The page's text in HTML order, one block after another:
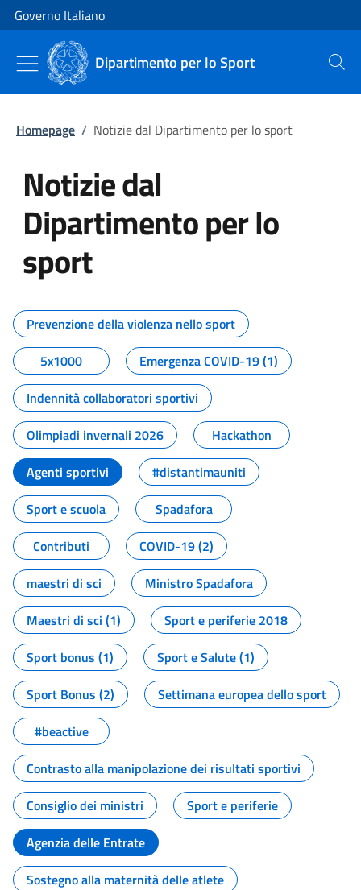
Vai al contenuto
Vai alla navigazione del sito
Governo Italiano
Dipartimento per lo Sport Cerca
Homepage / Notizie dal Dipartimento per lo sport
Notizie dal
Dipartimento per lo
sport
Tutti i contenuti della pagina
Prevenzione della violenza nello sport
5x1000
Emergenza COVID-19 (1)
Indennità collaboratori sportivi
Olimpiadi invernali 2026
Hackathon
Agenti sportivi
#distantimauniti
Sport e scuola
Spadafora
Contributi
COVID-19 (2)
maestri di sci
Ministro Spadafora
Maestri di sci (1)
Sport e periferie 2018
Sport bonus (1)
Sport e Salute (1)
Sport Bonus (2)
Settimana europea dello sport
#beactive
Contrasto alla manipolazione dei risultati sportivi
Consiglio dei ministri
Sport e periferie
Agenzia delle Entrate
Sostegno alla maternità delle atlete